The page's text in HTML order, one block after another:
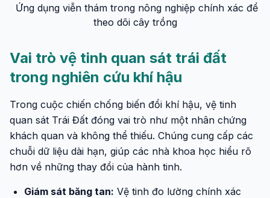
Ứng dụng viễn thám trong nông nghiệp chính xác để
theo dõi cây trồng
Vai trò vệ tinh quan sát trái đất
trong nghiên cứu khí hậu
Trong cuộc chiến chống biến đổi khí hậu, vệ tinh
quan sát Trái Đất đóng vai trò như một nhân chứng
khách quan và không thể thiếu. Chúng cung cấp các
chuỗi dữ liệu dài hạn, giúp các nhà khoa học hiểu rõ
hơn về những thay đổi của hành tinh.
Giám sát băng tan: Vệ tinh đo lường chính xác